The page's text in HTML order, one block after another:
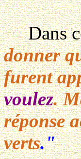
Dans ce
donner
furent
voulez.
réponse
verts."